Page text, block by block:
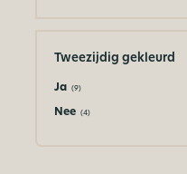
Tweezijdig gekleurd
Ja (9)
Nee (4)